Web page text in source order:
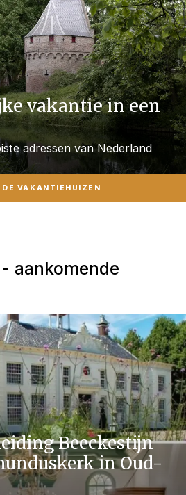
vakantie in een
adressen van Nederland
DE VAKANTIEHUIZEN
aankomende
Beeckestijn
in Oud-